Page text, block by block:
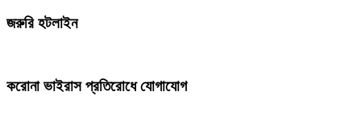
জরুরি হটলাইন
করোনা ভাইরাস প্রতিরোধে যোগাযোগ